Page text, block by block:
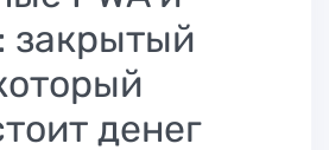
закрытый
денег